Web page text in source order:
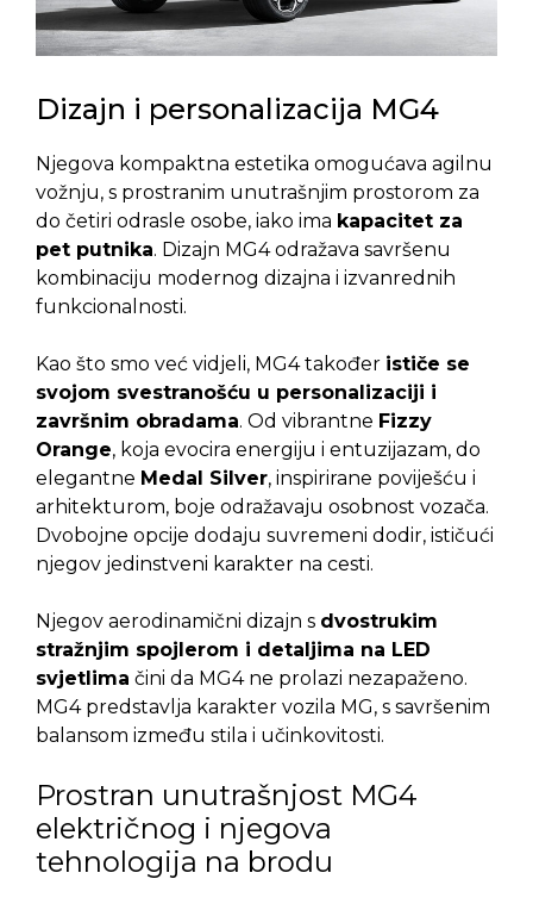
Dizajn i personalizacija MG4
Njegova kompaktna estetika omogućava agilnu
vožnju, s prostranim unutrašnjim prostorom za
do četiri odrasle osobe, iako ima kapacitet za
pet putnika. Dizajn MG4 odražava savršenu
kombinaciju modernog dizajna i izvanrednih
funkcionalnosti.
Kao što smo već vidjeli, MG4 također ističe se
svojom svestranošću u personalizaciji i
završnim obradama. Od vibrantne Fizzy
Orange, koja evocira energiju i entuzijazam, do
elegantne Medal Silver, inspirirane poviješću i
arhitekturom, boje odražavaju osobnost vozača.
Dvobojne opcije dodaju suvremeni dodir, ističući
njegov jedinstveni karakter na cesti.
Njegov aerodinamični dizajn s dvostrukim
stražnjim spojlerom i detaljima na LED
svjetlima čini da MG4 ne prolazi nezapaženo.
MG4 predstavlja karakter vozila MG, s savršenim
balansom između stila i učinkovitosti.
Prostran unutrašnjost MG4
električnog i njegova
tehnologija na brodu